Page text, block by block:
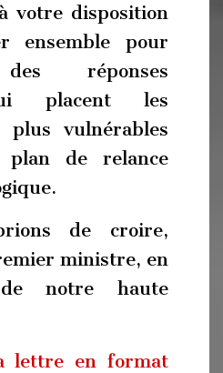
votre disposition
ensemble pour
réponses
placent les
plus vulnérables
de relance
de croire,
ministre, en
de notre haute
lettre en format